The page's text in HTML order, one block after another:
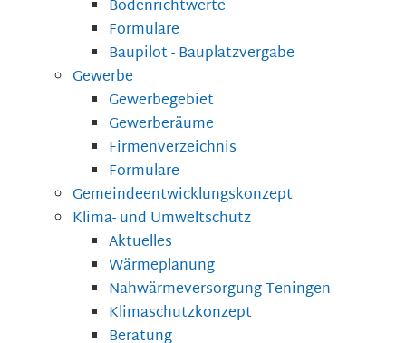
Bodenrichtwerte
Formulare
Baupilot - Bauplatzvergabe
Gewerbe
Gewerbegebiet
Gewerberäume
Firmenverzeichnis
Formulare
Gemeindeentwicklungskonzept
Klima- und Umweltschutz
Aktuelles
Wärmeplanung
Nahwärmeversorgung Teningen
Klimaschutzkonzept
Beratung